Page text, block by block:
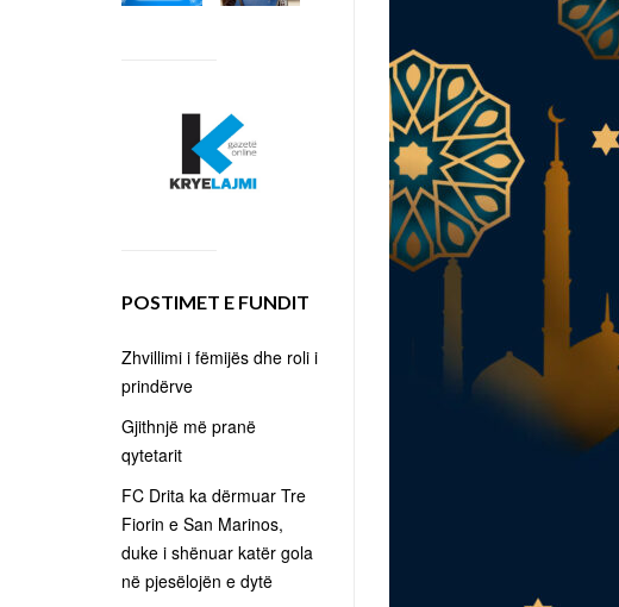
POSTIMET E FUNDIT
Zhvillimi i fëmijës dhe roli i
prindërve
Gjithnjë më pranë
qytetarit
FC Drita ka dërmuar Tre
Fiorin e San Marinos,
duke i shënuar katër gola
në pjesëlojën e dytë